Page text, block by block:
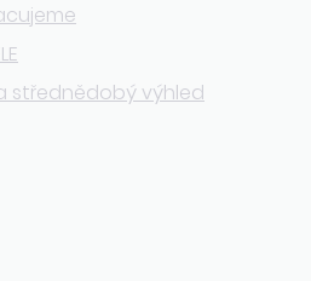
střednědobý výhled